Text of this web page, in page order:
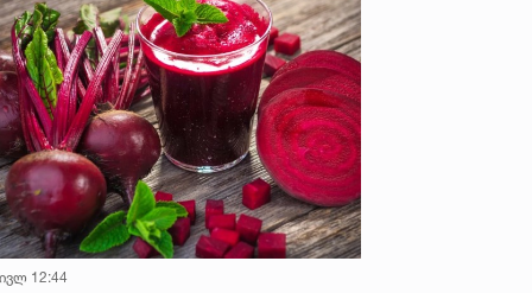
დღეს დამტკიცებულიც არ
რომ რუსეთს სამხედრო
აქვს ჩადენილი 2008 წელს
12:44